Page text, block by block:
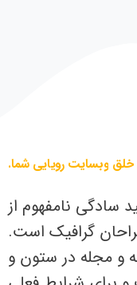
خلق وبسایت رویایی شما.
سادگی نامفهوم از
گرافیک است.
و مجله در ستون و